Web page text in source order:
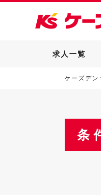
求人一覧
ケーズデン
条